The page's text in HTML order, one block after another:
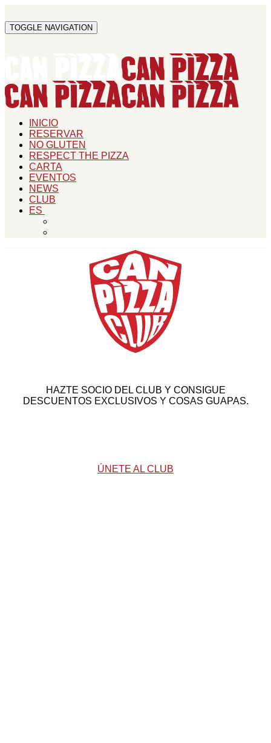
TOGGLE NAVIGATION
INICIO
RESERVAR
NO GLUTEN
RESPECT THE PIZZA
CARTA
EVENTOS
NEWS
CLUB
ES
HAZTE SOCIO DEL CLUB Y CONSIGUE
DESCUENTOS EXCLUSIVOS Y COSAS GUAPAS.
ÚNETE AL CLUB